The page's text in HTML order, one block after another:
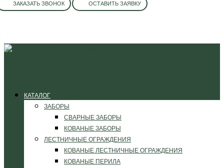
ЗАКАЗАТЬ ЗВОНОК ОСТАВИТЬ ЗАЯВКУ
КАТАЛОГ
ЗАБОРЫ
СВАРНЫЕ ЗАБОРЫ
КОВАНЫЕ ЗАБОРЫ
ЛЕСТНИЧНЫЕ ОГРАЖДЕНИЯ
КОВАНЫЕ ЛЕСТНИЧНЫЕ ОГРАЖДЕНИЯ
КОВАНЫЕ ПЕРИЛА